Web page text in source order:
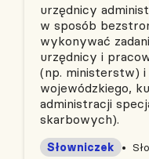
urzędnicy
w sposób
wykonywać
urzędnicy i
(np. ministerstw)
wojewódzkiego,
administracji
skarbowych).
Słowniczek